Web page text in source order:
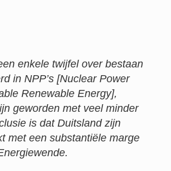
enkele twijfel over bestaan
in NPP’s [Nuclear Power
Renewable Energy],
geworden met veel minder
is dat Duitsland zijn
met een substantiële marge
.